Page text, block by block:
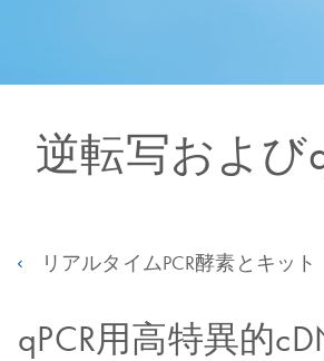
逆転写および
リアルタイムPCR酵素とキット
qPCR用高特異的